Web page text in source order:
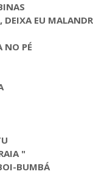
EU
NO PÉ
"
BUMBÁ